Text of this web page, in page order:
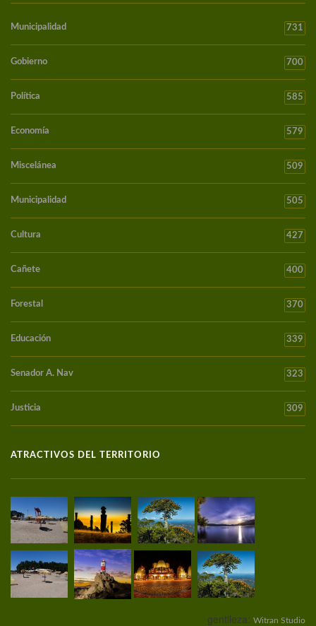
Municipalidad 731
Gobierno 700
Política 585
Economía 579
Miscelánea 509
Municipalidad 505
Cultura 427
Cañete 400
Forestal 370
Educación 339
Senador A. Nav 323
Justicia 309
ATRACTIVOS DEL TERRITORIO
gentileza: Witran Studio